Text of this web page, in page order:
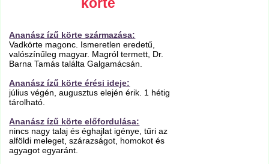
Ananász ízű körte származása:
Vadkörte magonc. Ismeretlen eredetű,
valószínűleg magyar. Magról termett, Dr.
Barna Tamás találta Galgamácsán.
Ananász ízű körte érési ideje:
július végén, augusztus elején érik. 1 hétig
tárolható.
Ananász ízű körte előfordulása:
nincs nagy talaj és éghajlat igénye, tűri az
alföldi meleget, szárazságot, homokot és
agyagot egyaránt.